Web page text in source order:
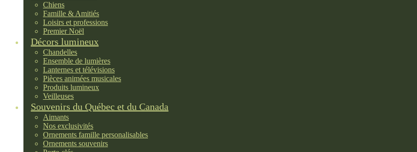
Chiens
Famille & Amitiés
Loisirs et professions
Premier Noël
Décors lumineux
Chandelles
Ensemble de lumières
Lanternes et télévisions
Pièces animées musicales
Produits lumineux
Veilleuses
Souvenirs du Québec et du Canada
Aimants
Nos exclusivités
Ornements famille personalisables
Ornements souvenirs